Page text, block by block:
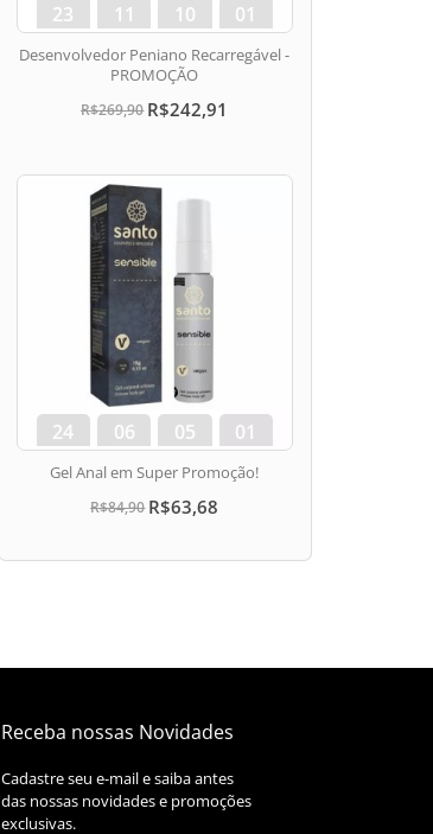
23
dias
11
hora
10
min
00
seg
Desenvolvedor Peniano Recarregável -
PROMOÇÃO
R$269,90 R$242,91
24
dias
06
hora
05
min
00
seg
Gel Anal em Super Promoção!
R$84,90 R$63,68
Receba nossas Novidades
Cadastre seu e-mail e saiba antes
das nossas novidades e promoções
exclusivas.